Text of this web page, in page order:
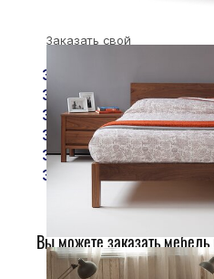
Заказать свой
Запрос цены
Запрос цены
Запрос цены
Запрос цены
Запрос цены
Запрос цены
Вы можете заказать
заказать